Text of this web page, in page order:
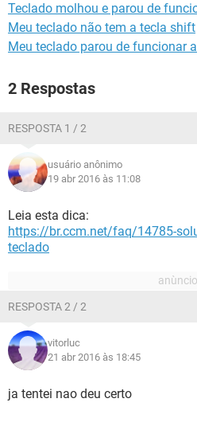
Teclado molhou e parou de
Meu teclado não tem a tecla shift
Meu teclado parou de funcionar
2 Respostas
RESPOSTA 1 / 2
usuário anônimo
19 abr 2016 às 11:08
Leia esta dica:
https://br.ccm.net/faq/14785-
teclado
RESPOSTA 2 / 2
vitorluc
21 abr 2016 às 18:45
ja tentei nao deu certo